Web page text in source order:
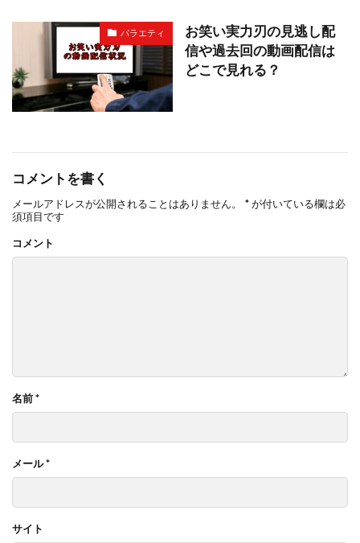
バラエティ
お笑い実力刃の見逃し配
信や過去回の動画配信は
どこで見れる？
コメントを書く
メールアドレスが公開されることはありません。 *が付いている欄は必
須項目です
コメント
名前*
メール*
サイト